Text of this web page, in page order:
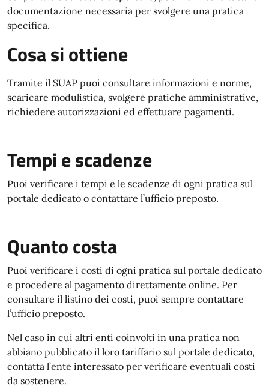
documentazione necessaria per svolgere una pratica
specifica.
Cosa si ottiene
Tramite il SUAP puoi consultare informazioni e norme,
scaricare modulistica, svolgere pratiche amministrative,
richiedere autorizzazioni ed effettuare pagamenti.
Tempi e scadenze
Puoi verificare i tempi e le scadenze di ogni pratica sul
portale dedicato o contattare l’ufficio preposto.
Quanto costa
Puoi verificare i costi di ogni pratica sul portale dedicato
e procedere al pagamento direttamente online. Per
consultare il listino dei costi, puoi sempre contattare
l’ufficio preposto.
Nel caso in cui altri enti coinvolti in una pratica non
abbiano pubblicato il loro tariffario sul portale dedicato,
contatta l’ente interessato per verificare eventuali costi
da sostenere.